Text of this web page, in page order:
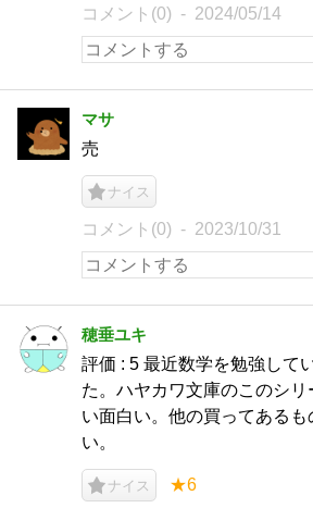
コメント(0) 2024/05/14
マサ
売
ナイス
コメント(0) 2023/10/31
穂垂ユキ
評価 : 5 最近数学を勉強して
た。ハヤカワ文庫のこのシ
い面白い。他の買ってあるも
い。
ナイス ★6